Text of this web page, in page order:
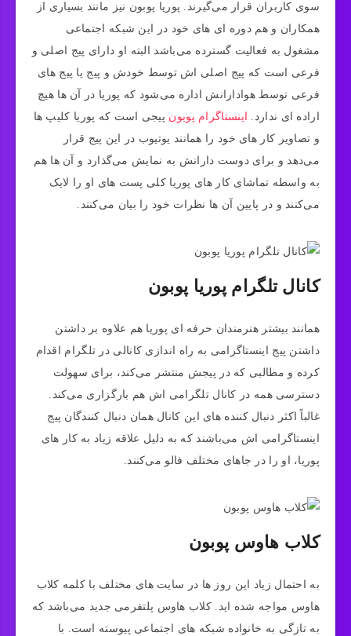
سوی کاربران قرار می‌گیرند. پوریا پوبون نیز مانند بسیاری از
همکاران و هم دوره ای های خود در این شبکه اجتماعی
مشغول به فعالیت گسترده می‌باشد البته او دارای پیج اصلی و
فرعی است که پیج اصلی اش توسط خودش و پیج یا پیج های
فرعی توسط هوادارانش اداره می‌شود که پوریا در آن ها هیچ
اراده ای ندارد.
اینستاگرام پوبون پیجی است که پوریا کلیپ ها
و تصاویر کار های خود را همانند یوتیوب در این پیج قرار
می‌دهد و برای دوست دارانش به نمایش می‌گذارد و آن ها هم
به واسطه تماشای کار های پوریا کلی پست های او را لایک
می‌کنند و در پایین آن ها نظرات خود را بیان می‌‎کنند.
کانال تلگرام پوریا پوبون
همانند بیشتر هنرمندان حرفه ای پوریا هم علاوه بر داشتن
داشتن پیج اینستاگرامی به راه اندازی کانالی در تلگرام اقدام
کرده و مطالبی که در پیجش منتشر می‌کند، برای سهولت
دسترسی همه در کانال تلگرامی اش هم بارگزاری می‌کند.
غالباً اکثر دنبال کننده های این کانال همان دنبال کنندگان پیج
اینستاگرامی اش می‌باشند که به دلیل علاقه زیاد به کار های
پوریا، او را در جاهای مختلف فالو می‌کنند.
کلاب هاوس پوبون
به احتمال زیاد این روز ها در سایت های مختلف با کلمه کلاب
هاوس مواجه شده اید. کلاب هاوس پلتفرمی جدید می‌باشد که
به تازگی به خانواده شبکه های اجتماعی پیوسته است. با